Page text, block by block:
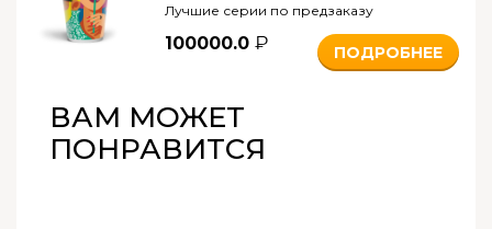
Лучшие серии по предзаказу
100000.0 ПОДРОБНЕЕ
ВАМ МОЖЕТ
ПОНРАВИТСЯ